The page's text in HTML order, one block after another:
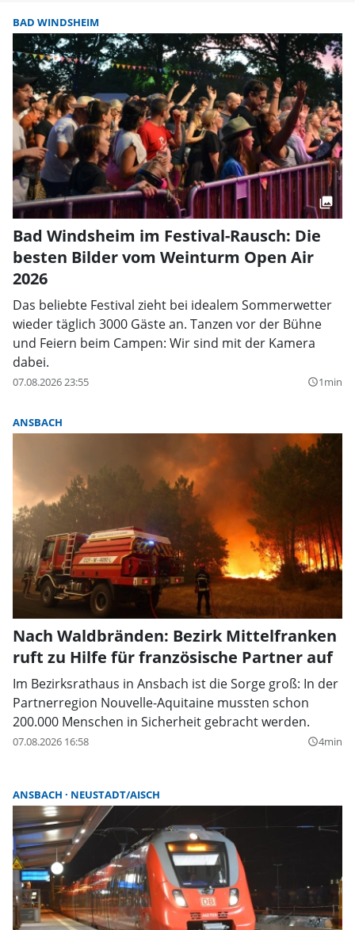
BAD WINDSHEIM
Bad Windsheim im Festival-Rausch: Die
besten Bilder vom Weinturm Open Air
2026
Das beliebte Festival zieht bei idealem Sommerwetter
wieder täglich 3000 Gäste an. Tanzen vor der Bühne
und Feiern beim Campen: Wir sind mit der Kamera
dabei.
07.08.2026 23:55 query_builder1min
ANSBACH
Nach Waldbränden: Bezirk Mittelfranken
ruft zu Hilfe für französische Partner auf
Im Bezirksrathaus in Ansbach ist die Sorge groß: In der
Partnerregion Nouvelle-Aquitaine mussten schon
200.000 Menschen in Sicherheit gebracht werden.
07.08.2026 16:58 query_builder4min
ANSBACH NEUSTADT/AISCH